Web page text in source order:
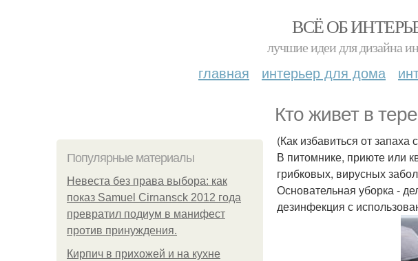
ВСЁ ОБ
лучшие идеи для дизайна
главная интерьер для дома
Кто живет в
Популярные материалы
Невеста без права выбора: как
показ Samuel Cirnansck 2012 года
превратил подиум в манифест
против принуждения.
Кирпич в прихожей и на кухне
(Как избавиться от
В питомнике, приюте или
грибковых, вирусных
Основательная уборка -
дезинфекция с